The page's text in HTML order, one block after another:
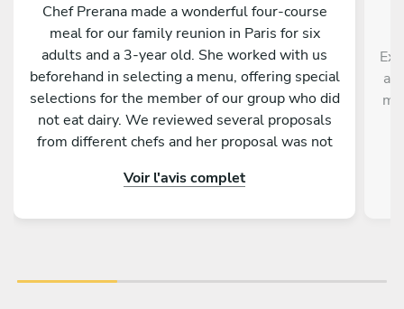
Chef Prerana made a wonderful four-course
meal for our family reunion in Paris for six
adults and a 3-year old. She worked with us
beforehand in selecting a menu, offering special
selections for the member of our group who did
not eat dairy. We reviewed several proposals
from different chefs and her proposal was not
she was the only one to include three different
Voir l'avis complet